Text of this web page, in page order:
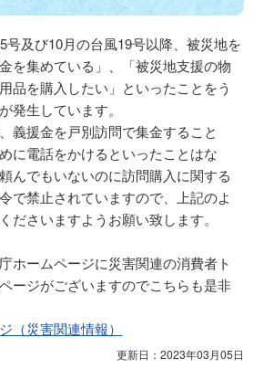
号及び10月の台風19号以降、被災地を
を集めている」、「被災地支援の物
品を購入したい」といったことをう
発生しています。
義援金を戸別訪問で集金すること
に電話をかけるといったことはな
んでもいないのに訪問購入に関する
で禁止されていますので、上記のよ
ださいますようお願い致します。
ホームページに災害関連の消費者ト
ージがございますのでこちらも是非
（災害関連情報）
更新日：2023年03月05日